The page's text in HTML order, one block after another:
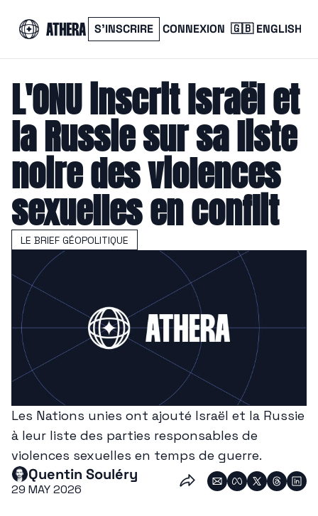
S’INSCRIRE CONNEXION 🇬🇧 ENGLISH
L'ONU inscrit Israël et
la Russie sur sa liste
noire des violences
sexuelles en conflit
LE BRIEF GÉOPOLITIQUE
Les Nations unies ont ajouté Israël et la Russie
à leur liste des parties responsables de
violences sexuelles en temps de guerre.
Quentin Souléry
29 MAY 2026